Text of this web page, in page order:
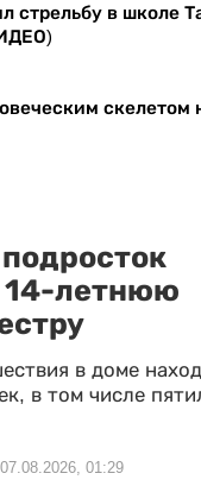
стрельбу в школе
скелетом
14-летнюю
в доме
в том числе
07.08.2026, 01:29